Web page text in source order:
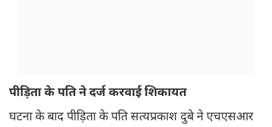
पीड़िता के पति ने दर्ज करवाई शिकायत
घटना के बाद पीड़िता के पति सत्यप्रकाश दुबे ने एचएसआर